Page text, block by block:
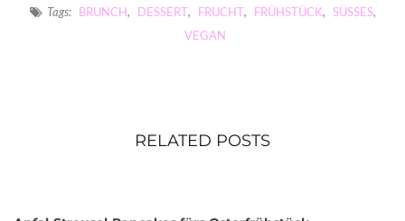
Tags: BRUNCH, DESSERT, FRUCHT, FRÜHSTÜCK, SÜSSES ,
VEGAN
RELATED POSTS